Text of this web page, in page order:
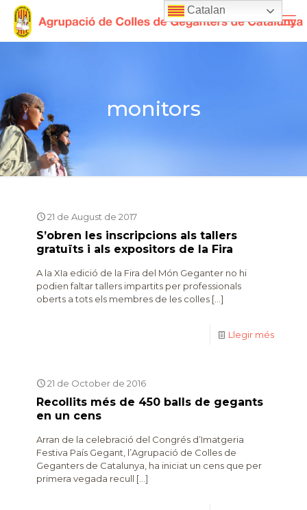
monitors
21 de August de 2017
S’obren les inscripcions als tallers
gratuïts i als expositors de la Fira
A la XIa edició de la Fira del Món Geganter no hi
podien faltar tallers impartits per professionals
oberts a tots els membres de les colles […]
Llegir més
21 de October de 2016
Recollits més de 450 balls de gegants
en un cens
Arran de la celebració del Congrés d’Imatgeria
Festiva País Gegant, l’Agrupació de Colles de
Geganters de Catalunya, ha iniciat un cens que per
primera vegada recull […]
Catalan